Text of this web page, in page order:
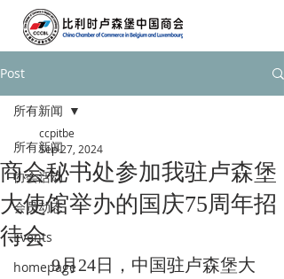
Post
所有新闻
协会活动
会员动态
Events
homepage
所有新闻
商会秘书处参加我驻卢森堡
大使馆举办的国庆75周年招
待会
ccpitbe
Sep 27, 2024
        9月24日，中国驻卢森堡大